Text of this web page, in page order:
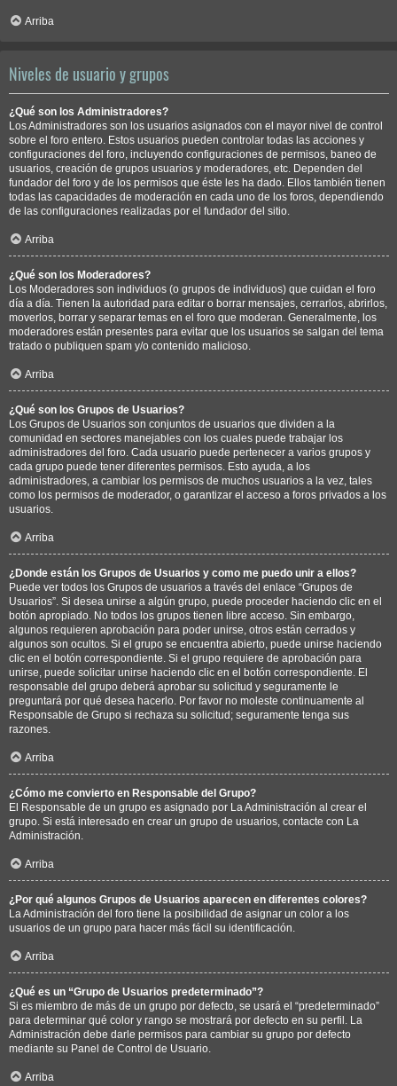
Arriba
Niveles de usuario y grupos
¿Qué son los Administradores?
Los Administradores son los usuarios asignados con el mayor nivel de control
sobre el foro entero. Estos usuarios pueden controlar todas las acciones y
configuraciones del foro, incluyendo configuraciones de permisos, baneo de
usuarios, creación de grupos usuarios y moderadores, etc. Dependen del
fundador del foro y de los permisos que éste les ha dado. Ellos también tienen
todas las capacidades de moderación en cada uno de los foros, dependiendo
de las configuraciones realizadas por el fundador del sitio.
Arriba
¿Qué son los Moderadores?
Los Moderadores son individuos (o grupos de individuos) que cuidan el foro
día a día. Tienen la autoridad para editar o borrar mensajes, cerrarlos, abrirlos,
moverlos, borrar y separar temas en el foro que moderan. Generalmente, los
moderadores están presentes para evitar que los usuarios se salgan del tema
tratado o publiquen spam y/o contenido malicioso.
Arriba
¿Qué son los Grupos de Usuarios?
Los Grupos de Usuarios son conjuntos de usuarios que dividen a la
comunidad en sectores manejables con los cuales puede trabajar los
administradores del foro. Cada usuario puede pertenecer a varios grupos y
cada grupo puede tener diferentes permisos. Esto ayuda, a los
administradores, a cambiar los permisos de muchos usuarios a la vez, tales
como los permisos de moderador, o garantizar el acceso a foros privados a los
usuarios.
Arriba
¿Donde están los Grupos de Usuarios y como me puedo unir a ellos?
Puede ver todos los Grupos de usuarios a través del enlace “Grupos de
Usuarios”. Si desea unirse a algún grupo, puede proceder haciendo clic en el
botón apropiado. No todos los grupos tienen libre acceso. Sin embargo,
algunos requieren aprobación para poder unirse, otros están cerrados y
algunos son ocultos. Si el grupo se encuentra abierto, puede unirse haciendo
clic en el botón correspondiente. Si el grupo requiere de aprobación para
unirse, puede solicitar unirse haciendo clic en el botón correspondiente. El
responsable del grupo deberá aprobar su solicitud y seguramente le
preguntará por qué desea hacerlo. Por favor no moleste continuamente al
Responsable de Grupo si rechaza su solicitud; seguramente tenga sus
razones.
Arriba
¿Cómo me convierto en Responsable del Grupo?
El Responsable de un grupo es asignado por La Administración al crear el
grupo. Si está interesado en crear un grupo de usuarios, contacte con La
Administración.
Arriba
¿Por qué algunos Grupos de Usuarios aparecen en diferentes colores?
La Administración del foro tiene la posibilidad de asignar un color a los
usuarios de un grupo para hacer más fácil su identificación.
Arriba
¿Qué es un “Grupo de Usuarios predeterminado”?
Si es miembro de más de un grupo por defecto, se usará el “predeterminado”
para determinar qué color y rango se mostrará por defecto en su perfil. La
Administración debe darle permisos para cambiar su grupo por defecto
mediante su Panel de Control de Usuario.
Arriba